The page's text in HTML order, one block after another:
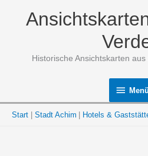
Historische Ansichtskarten
Menü
Menü
Start Stadt Achim Hotels &